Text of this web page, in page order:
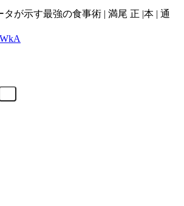
が示す最強の食事術 | 満尾 正 |本 | 通